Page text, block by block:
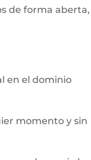
de forma aberta,
en el dominio
momento y sin